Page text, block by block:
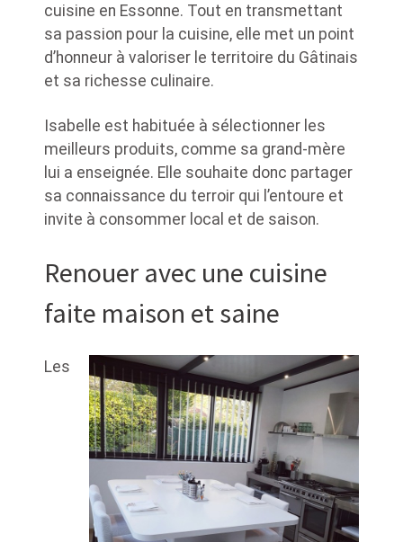
cuisine en Essonne. Tout en transmettant
sa passion pour la cuisine, elle met un point
d’honneur à valoriser le territoire du Gâtinais
et sa richesse culinaire.
Isabelle est habituée à sélectionner les
meilleurs produits, comme sa grand-mère
lui a enseignée. Elle souhaite donc partager
sa connaissance du terroir qui l’entoure et
invite à consommer local et de saison.
Renouer avec une cuisine
faite maison et saine
Les